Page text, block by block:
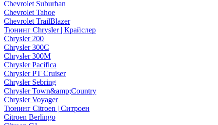
Chevrolet Suburban
Chevrolet Tahoe
Chevrolet TrailBlazer
Тюнинг Chrysler | Крайслер
Chrysler 200
Chrysler 300C
Chrysler 300M
Chrysler Pacifica
Chrysler PT Cruiser
Chrysler Sebring
Chrysler Town&amp;Country
Chrysler Voyager
Тюнинг Citroen | Ситроен
Citroen Berlingo